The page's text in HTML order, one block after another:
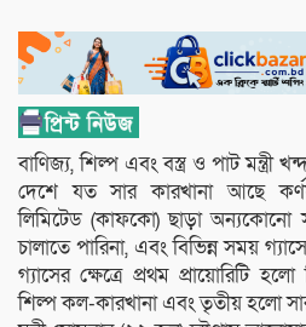
বাণিজ্য, শিল্প এবং বস্ত্র ও পাট মন্ত্রী
দেশে যত সার কারখানা আছে
লিমিটেড (কাফকো) ছাড়া অন্যকোনো
চালাতে পারিনা, এবং বিভিন্ন সময়
গ্যাসের ক্ষেত্রে প্রথম প্রায়োরিটি
শিল্প কল-কারখানা এবং তৃতীয় হলো